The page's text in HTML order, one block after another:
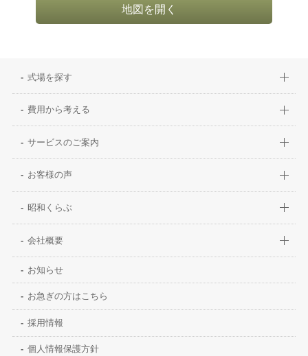
地図を開く
式場を探す
費用から考える
サービスのご案内
お客様の声
昭和くらぶ
会社概要
お知らせ
お急ぎの方はこちら
採用情報
個人情報保護方針